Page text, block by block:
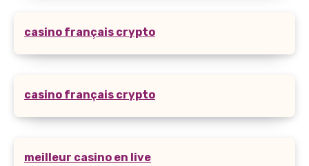
casino français crypto
casino français crypto
meilleur casino en live